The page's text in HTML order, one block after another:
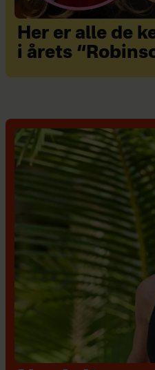
Her er alle de
i årets